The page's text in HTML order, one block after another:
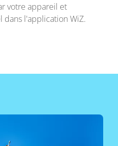
votre appareil et
dans l'application WiZ.